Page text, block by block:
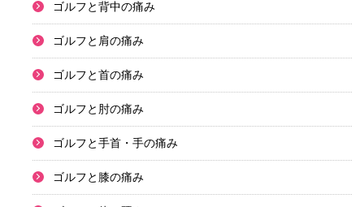
ゴルフと背中の痛み
ゴルフと肩の痛み
ゴルフと首の痛み
ゴルフと肘の痛み
ゴルフと手首・手の痛み
ゴルフと膝の痛み